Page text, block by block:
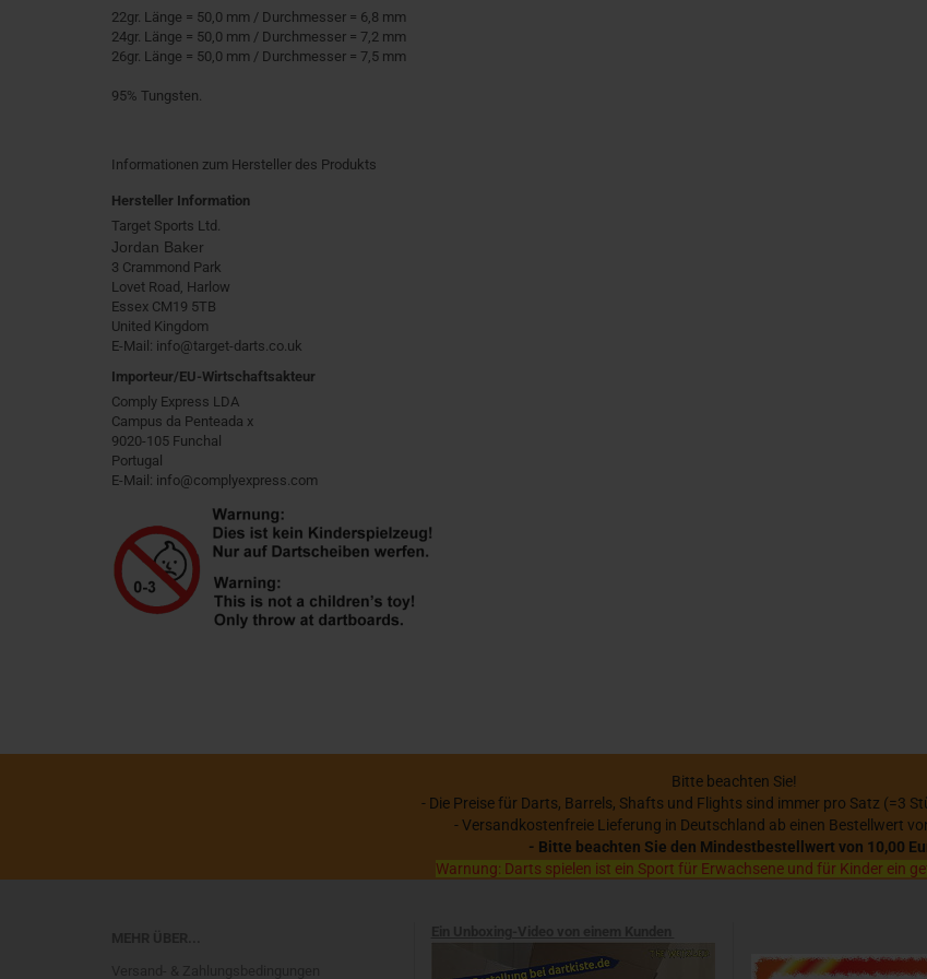
22gr. Länge = 50,0 mm / Durchmesser = 6,8 mm
24gr. Länge = 50,0 mm / Durchmesser = 7,2 mm
26gr. Länge = 50,0 mm / Durchmesser = 7,5 mm
95% Tungsten.
Informationen zum Hersteller des Produkts
Hersteller Information
Target Sports Ltd.
Jordan Baker
3 Crammond Park
Lovet Road, Harlow
Essex CM19 5TB
United Kingdom
E-Mail: info@target-darts.co.uk
Importeur/EU-Wirtschaftsakteur
Comply Express LDA
Campus da Penteada x
9020-105 Funchal
Portugal
E-Mail: info@complyexpress.com
Bitte beachten Sie!
- Die Preise für Darts, Barrels, Shafts und Flights sind immer pro Satz (=3
- Versandkostenfreie Lieferung in Deutschland ab einen Bestellwert
- Bitte beachten Sie den Mindestbestellwert von 10,00
Warnung: Darts spielen ist ein Sport für Erwachsene und für Kinder ein